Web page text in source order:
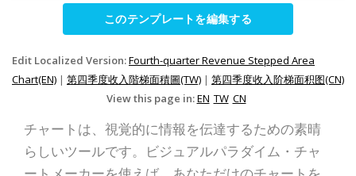
このテンプレートを編集する
Edit Localized Version:Fourth-quarter Revenue Stepped Area
Chart(EN) | 第四季度收入階梯面積圖(TW) | 第四季度收入阶梯面积图(CN)
View this page in:EN TW CN
チャートは、視覚的に情報を伝達するための素晴
らしいツールです。ビジュアルパラダイム・チャ